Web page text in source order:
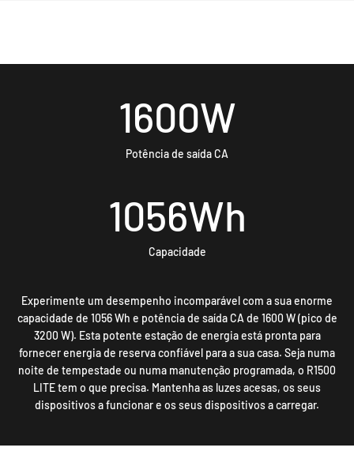
1600W
Potência de saída CA
1056Wh
Capacidade
Experimente um desempenho incomparável com a sua enorme
capacidade de 1056 Wh e potência de saída CA de 1600 W (pico de
3200 W). Esta potente estação de energia está pronta para
fornecer energia de reserva confiável para a sua casa. Seja numa
noite de tempestade ou numa manutenção programada, o R1500
LITE tem o que precisa. Mantenha as luzes acesas, os seus
dispositivos a funcionar e os seus dispositivos a carregar.